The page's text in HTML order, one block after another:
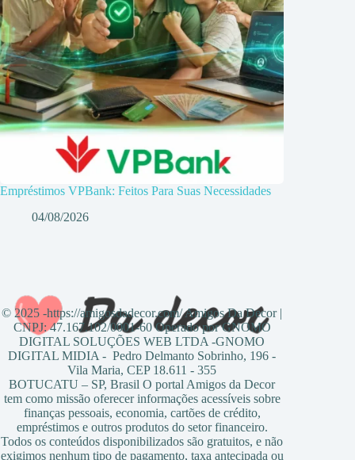
Empréstimos VPBank: Feitos Para Suas Necessidades
04/08/2026
© 2025 -https://amigosdadecor.com/ Amigos Da Decor |
CNPJ: 47.167.102/0001-60 Operado por GNOMO
DIGITAL SOLUÇÕES WEB LTDA -GNOMO
DIGITAL MIDIA - Pedro Delmanto Sobrinho, 196 -
Vila Maria, CEP 18.611 - 355
BOTUCATU – SP, Brasil O portal Amigos da Decor
tem como missão oferecer informações acessíveis sobre
finanças pessoais, economia, cartões de crédito,
empréstimos e outros produtos do setor financeiro.
Todos os conteúdos disponibilizados são gratuitos, e não
exigimos nenhum tipo de pagamento, taxa antecipada ou